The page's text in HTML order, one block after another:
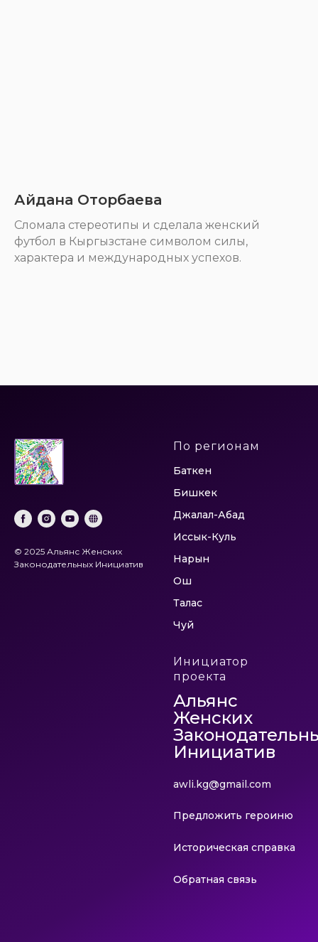
Айдана Оторбаева
Cломала стереотипы и сделала женский
футбол в Кыргызстане символом силы,
характера и международных успехов.
© 2025 Альянс Женских
Законодательных Инициатив
По регионам
Баткен
Бишкек
Джалал-Абад
Иссык-Куль
Нарын
Ош
Талас
Чуй
Инициатор
проекта
Альянс
Женских
Инициатив
awli.kg@gmail.com
Предложить героиню
Историческая справка
Обратная связь